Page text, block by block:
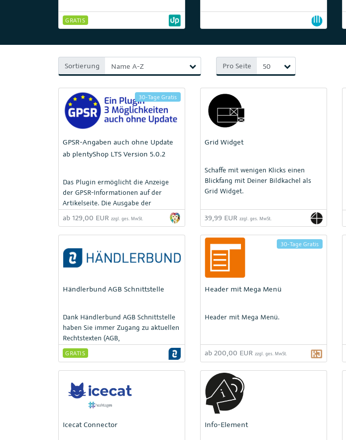
GRATIS
in Deutschland führenden Kanzleien
Sortierung Pro Seite
30-Tage Gratis
GPSR-Angaben auch ohne Update
ab plentyShop LTS Version 5.0.2
Das Plugin ermöglicht die Anzeige
der GPSR-Informationen auf der
Artikelseite. Die Ausgabe der
Informationen kann über
ShopBuilder-Widgets oder Container-
Verknüpfungen erfolgen. Ausgabe
plentyShop LTS-Version 5.0.2 oder
höher.
ab 129,00 EUR zzgl. ges. MwSt.
Grid Widget
Schaffe mit wenigen Klicks einen
Blickfang mit Deiner Bildkachel als
Grid Widget.
39,99 EUR zzgl. ges. MwSt.
Händlerbund AGB Schnittstelle
Dank Händlerbund AGB Schnittstelle
haben Sie immer Zugang zu aktuellen
Rechtstexten (AGB,
Widerrufsbelehrung, etc.), die der
Rechtslage entsprechen und per
Knopfdruck an die richtige Stelle in
können.
GRATIS
30-Tage Gratis
Header mit Mega Menü
Header mit Mega Menü.
ab 200,00 EUR zzgl. ges. MwSt.
Icecat Connector Info-Element